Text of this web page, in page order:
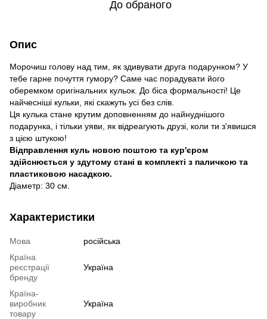
До обраного
Опис
Морочиш голову над тим, як здивувати друга подарунком? У
тебе гарне почуття гумору? Саме час порадувати його
оберемком оригінальних кульок. До біса формальності! Це
найчесніші кульки, які скажуть усі без слів.
Ця кулька стане крутим доповненням до найнуднішого
подарунка, і тільки уяви, як відреагують друзі, коли ти з'явишся
з цією штукою!
Відправлення куль новою поштою та кур'єром
здійснюється у здутому стані в комплекті з паличкою та
пластиковою насадкою.
Діаметр: 30 см.
Характеристики
Мова
російська
Країна
реєстрації
бренду
Україна
Країна-
виробник
товару
Україна